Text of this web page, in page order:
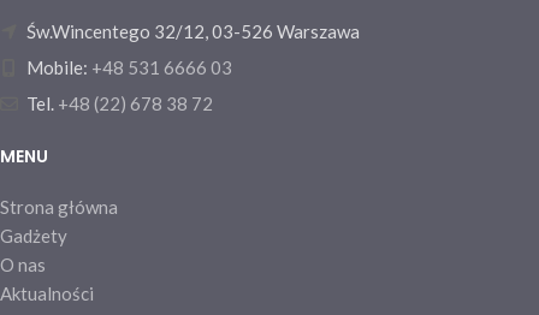
Św.Wincentego 32/12, 03-526 Warszawa
Mobile: +48 531 6666 03
Tel. +48 (22) 678 38 72
MENU
Strona główna
Gadżety
O nas
Aktualności